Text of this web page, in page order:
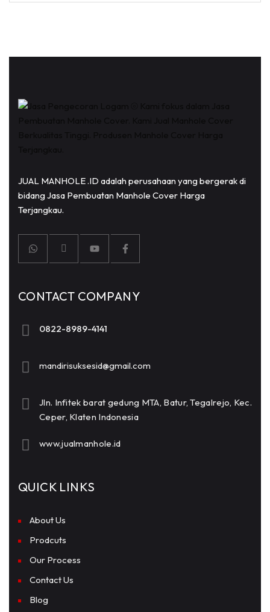
JUAL MANHOLE .ID adalah perusahaan yang bergerak di
bidang Jasa Pembuatan Manhole Cover Harga
Terjangkau.
CONTACT COMPANY
0822-8989-4141
mandirisuksesid@gmail.com
Jln. Infitek barat gedung MTA, Batur, Tegalrejo, Kec.
Ceper, Klaten Indonesia
www.jualmanhole.id
QUICK LINKS
About Us
Prodcuts
Our Process
Contact Us
Blog